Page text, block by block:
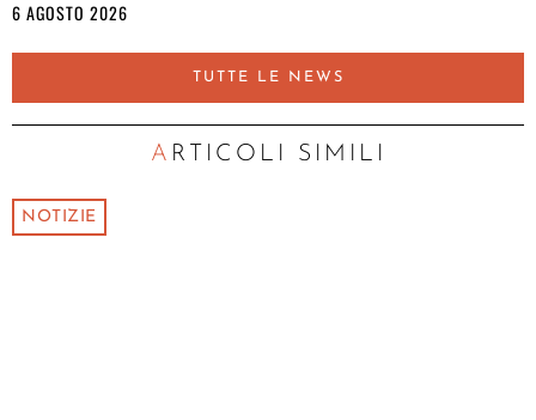
6 AGOSTO 2026
TUTTE LE NEWS
ARTICOLI SIMILI
NOTIZIE